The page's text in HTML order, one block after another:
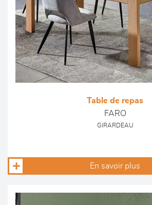
Table de repas
FARO
GIRARDEAU
En savoir plus